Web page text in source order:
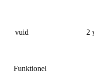
vuid 2
Funktionel